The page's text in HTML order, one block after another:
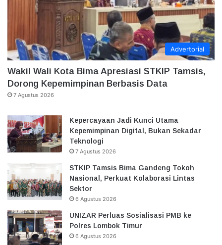
Advertorial
Wakil Wali Kota Bima Apresiasi STKIP Tamsis,
Dorong Kepemimpinan Berbasis Data
7 Agustus 2026
Kepercayaan Jadi Kunci Utama
Kepemimpinan Digital, Bukan Sekadar
Teknologi
7 Agustus 2026
STKIP Tamsis Bima Gandeng Tokoh
Nasional, Perkuat Kolaborasi Lintas
Sektor
6 Agustus 2026
UNIZAR Perluas Sosialisasi PMB ke
Polres Lombok Timur
6 Agustus 2026